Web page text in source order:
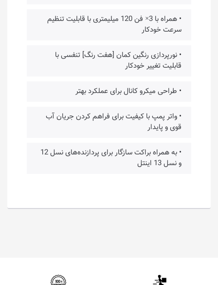
• همراه با 3× فن 120 میلیمتری با قابلیت تنظیم
سرعت خودکار
• نورپردازی رنگین کمان [هفت رنگ] تنفسی با
قابلیت تغییر خودکار
• طراحی میکرو کانال برای عملکرد بهتر
• واتر پمپ با کیفیت برای فراهم کردن جریان آب
قوی و پایدار
• به همراه براکت سازگار برای پردازنده‌های نسل 12
و نسل 13 اینتل